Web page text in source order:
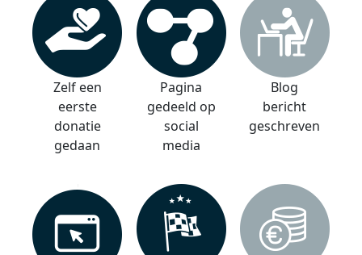
Zelf een
eerste
donatie
gedaan
Pagina
gedeeld op
social
media
Blog
bericht
geschreven